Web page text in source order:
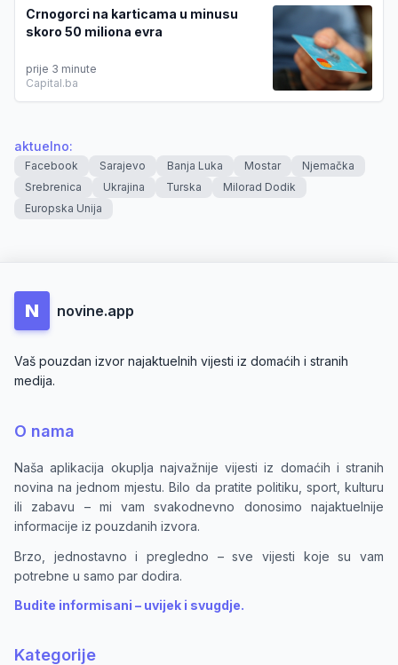
Crnogorci na karticama u minusu
skoro 50 miliona evra
prije 3 minute
Capital.ba
aktuelno:
Facebook Sarajevo Banja Luka Mostar
Njemačka
Srebrenica
Ukrajina Turska
Milorad Dodik
Europska Unija
N novine.app
Vaš pouzdan izvor najaktuelnih vijesti iz domaćih i stranih
medija.
O nama
Naša aplikacija okuplja najvažnije vijesti iz domaćih i stranih
novina na jednom mjestu. Bilo da pratite politiku, sport, kulturu
ili zabavu – mi vam svakodnevno donosimo najaktuelnije
informacije iz pouzdanih izvora.
Brzo, jednostavno i pregledno – sve vijesti koje su vam
potrebne u samo par dodira.
Budite informisani – uvijek i svugdje.
Kategorije